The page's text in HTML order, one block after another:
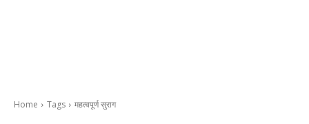
Home Tags महत्वपूर्ण सुराग